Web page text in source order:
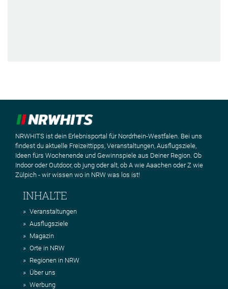
NRWHITS ist dein Erlebnisportal für Nordrhein-Westfalen. Bei uns
findest du aktuelle Freizeittipps, Veranstaltungen, Ausflugsziele,
Ideen fürs Wochenende und Gewinnspiele aus Deiner Region. Ob
Indoor oder Outdoor, ob jung oder alt, ob A wie Aaachen oder Z wie
Zülpich - wir wissen wo in NRW was los ist!
INHALTE
Veranstaltungen
Ausflugsziele
Magazin
Orte in NRW
Regionen in NRW
Über uns
Werbung